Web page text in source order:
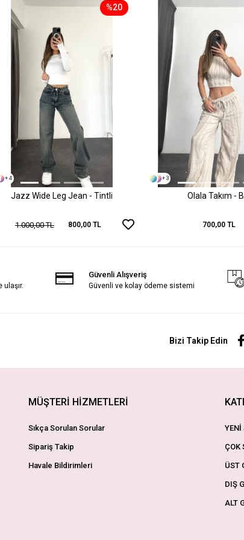
%20
+ 4
Jazz Wide Leg Jean - Tintli
1.000,00 TL 800,00 TL
+ 3
Olala Takım -
700,00 TL
Güvenli Alışveriş
Güvenli ve kolay ödeme sistemi
Bizi Takip Edin
MÜŞTERİ HİZMETLERİ
Sıkça Sorulan Sorular
Sipariş Takip
Havale Bildirimleri
YENİ
ÇOK
ÜST
DIŞ
ALT